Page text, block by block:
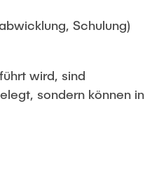
Schulung)
wird, sind
sondern können in